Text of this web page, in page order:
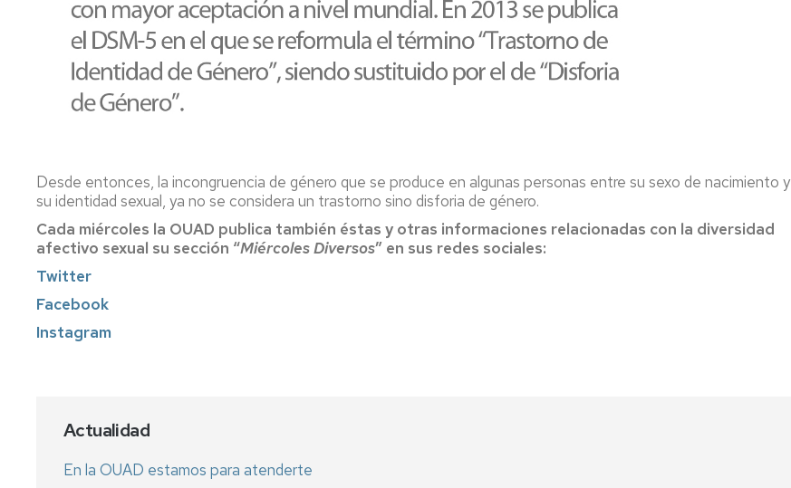
Desde entonces, la incongruencia de género que se produce en algunas personas entre su sexo de nacimiento y
su identidad sexual, ya no se considera un trastorno sino disforia de género.
Cada miércoles la OUAD publica también éstas y otras informaciones relacionadas con la diversidad
afectivo sexual su sección “Miércoles Diversos” en sus redes sociales:
Twitter
Facebook
Instagram
Actualidad
En la OUAD estamos para atenderte